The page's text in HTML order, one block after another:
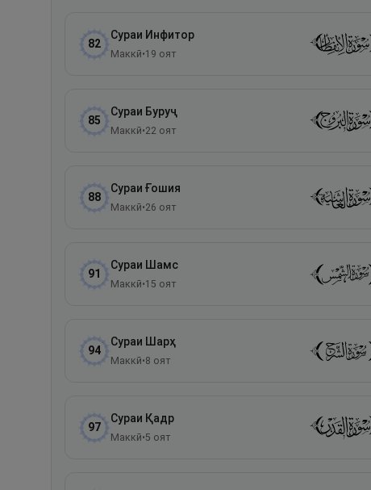
82
Сураи Инфитор
Маккӣ•19 оят
85
Сураи Буруҷ
Маккӣ•22 оят
88
Сураи Ғошия
Маккӣ•26 оят
91
Сураи Шамс
Маккӣ•15 оят
94
Сураи Шарҳ
Маккӣ•8 оят
97
Сураи Қадр
Маккӣ•5 оят